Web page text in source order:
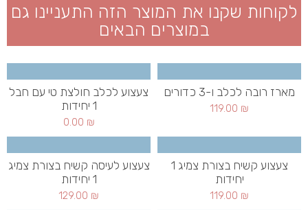
לקוחות שקנו את המוצר הזה התעניינו גם
במוצרים הבאים
מארז רובה לכלב ו-3 כדורים
119.00 ₪
צעצוע לכלב חולצת טי עם חבל
1 יחידות
0.00 ₪
צעצוע קשיח בצורת צמיג 1
יחידות
119.00 ₪
צעצוע לעיסה קשיח בצורת צמיג
1 יחידות
129.00 ₪